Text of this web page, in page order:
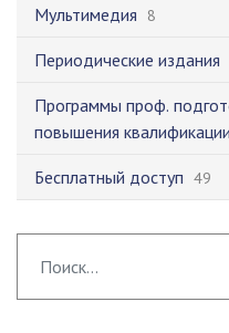
Мультимедия 8
Периодические издания
Программы проф.
повышения
Бесплатный доступ 49